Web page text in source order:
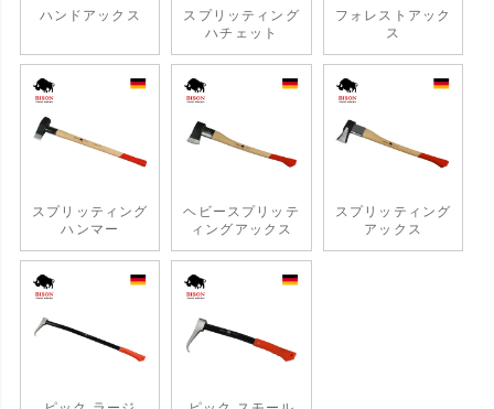
ハンドアックス
スプリッティング
ハチェット
フォレストアック
ス
スプリッティング
ハンマー
ヘビースプリッテ
ィングアックス
スプリッティング
アックス